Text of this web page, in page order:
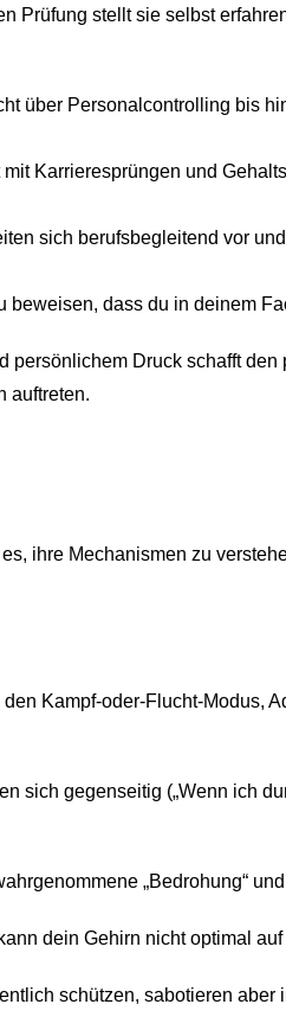
Prüfung stellt sie selbst
über Personalcontrolling bis
mit Karrieresprüngen und
sich berufsbegleitend vor
beweisen, dass du in deinem
Druck schafft
auftreten.
ihre Mechanismen zu
Kampf-oder-Flucht-Modus,
sich gegenseitig („Wenn ich
„Bedrohung“
dein Gehirn nicht optimal
schützen, sabotieren aber